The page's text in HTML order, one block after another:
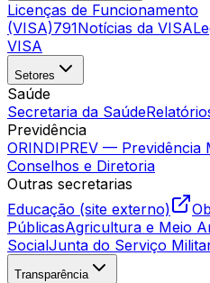
Licenças de Funcionamento
(VISA)791Notícias da VISA
VISA
Setores
Saúde
Secretaria da Saúde
Previdência
ORINDIPREV — Previdência
Conselhos e Diretoria
Outras secretarias
Educação (site externo)
PúblicasAgricultura e Meio
SocialJunta do Serviço
Transparência